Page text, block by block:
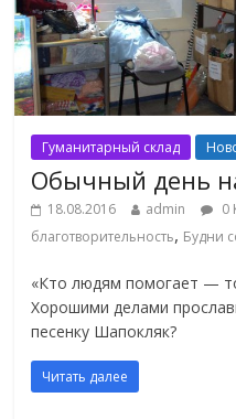
Гуманитарный склад
Обычный день
18.08.2016 admin
0
благотворительность, Будни
«Кто людям помогает —
Хорошими делами
песенку Шапокляк?
Читать далее